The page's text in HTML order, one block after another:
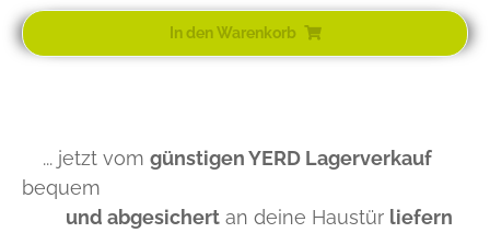
In den Warenkorb
... jetzt vom günstigen YERD Lagerverkauf
bequem
und abgesichert an deine Haustür liefern